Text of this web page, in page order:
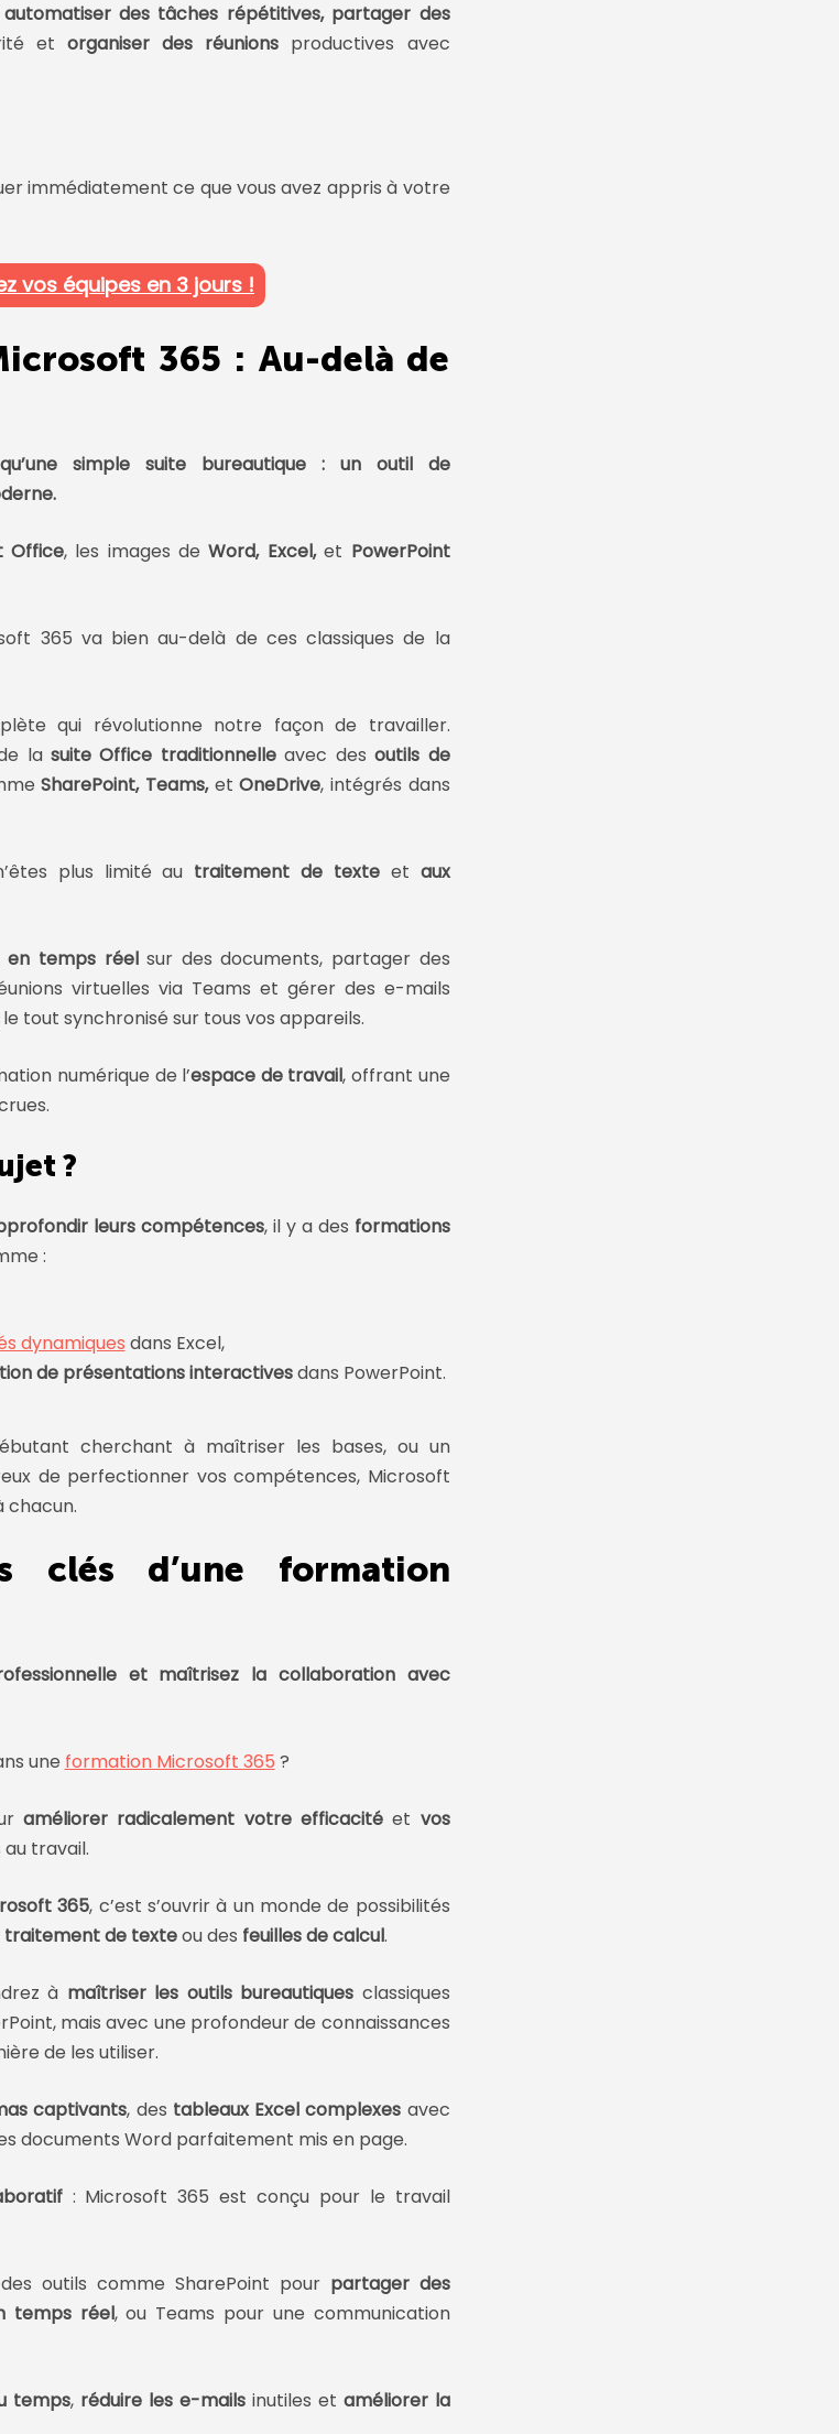
automatiser des tâches répétitives, partager des
etorganiser des réunions productives avec
immédiatement ce que vous avez appris à votre
vos équipes en 3 jours !
365 : Au-delà de
simple suite bureautique : un outil de
Office, les images deWord, Excel,et PowerPoint
365 va bien au-delà de ces classiques de la
qui révolutionne notre façon de travailler.
la suite Office traditionnelleavec desoutils de
SharePoint, Teams,etOneDrive, intégrés dans
plus limité au traitement de texteet aux
en temps réelsur des documents, partager des
virtuelles via Teams et gérer des e-mails
tout synchronisé sur tous vos appareils.
numérique de l’espace de travail, offrant une
?
leurs compétences, il y a des formations
:
dynamiques dans Excel,
de présentations interactivesdans PowerPoint.
cherchant à maîtriser les bases, ou un
de perfectionner vos compétences, Microsoft
chacun.
clés d’une formation
et maîtrisez la collaboration avec
une formation Microsoft 365 ?
améliorer radicalement votre efficacitéet vos
travail.
365, c’est s’ouvrir à un monde de possibilités
traitement de texteou des feuilles de calcul.
à maîtriser les outils bureautiques classiques
mais avec une profondeur de connaissances
de les utiliser.
captivants, des tableaux Excel complexes avec
documents Word parfaitement mis en page.
: Microsoft 365 est conçu pour le travail
outils comme SharePoint pour partager des
temps réel, ou Teams pour une communication
temps, réduire les e-mailsinutiles et améliorer la